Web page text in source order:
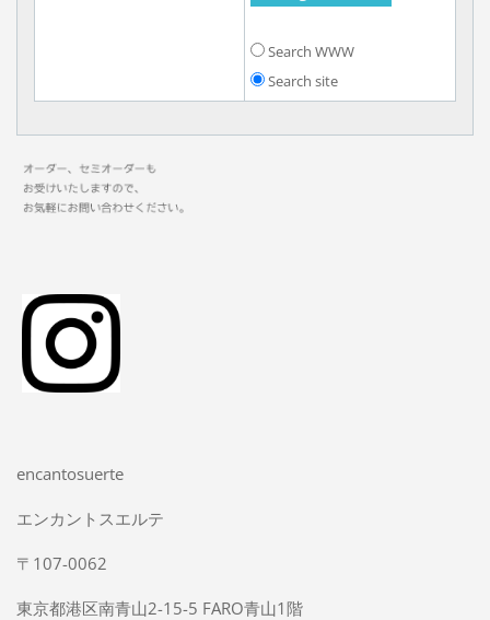
Search WWW
Search site
encantosuerte
エンカントスエルテ
〒107-0062
東京都港区南青山2-15-5 FARO青山1階